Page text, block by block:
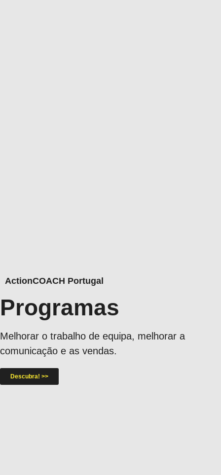
ActionCOACH Portugal
Programas
Melhorar o trabalho de equipa, melhorar a
comunicação e as vendas.
Descubra! >>